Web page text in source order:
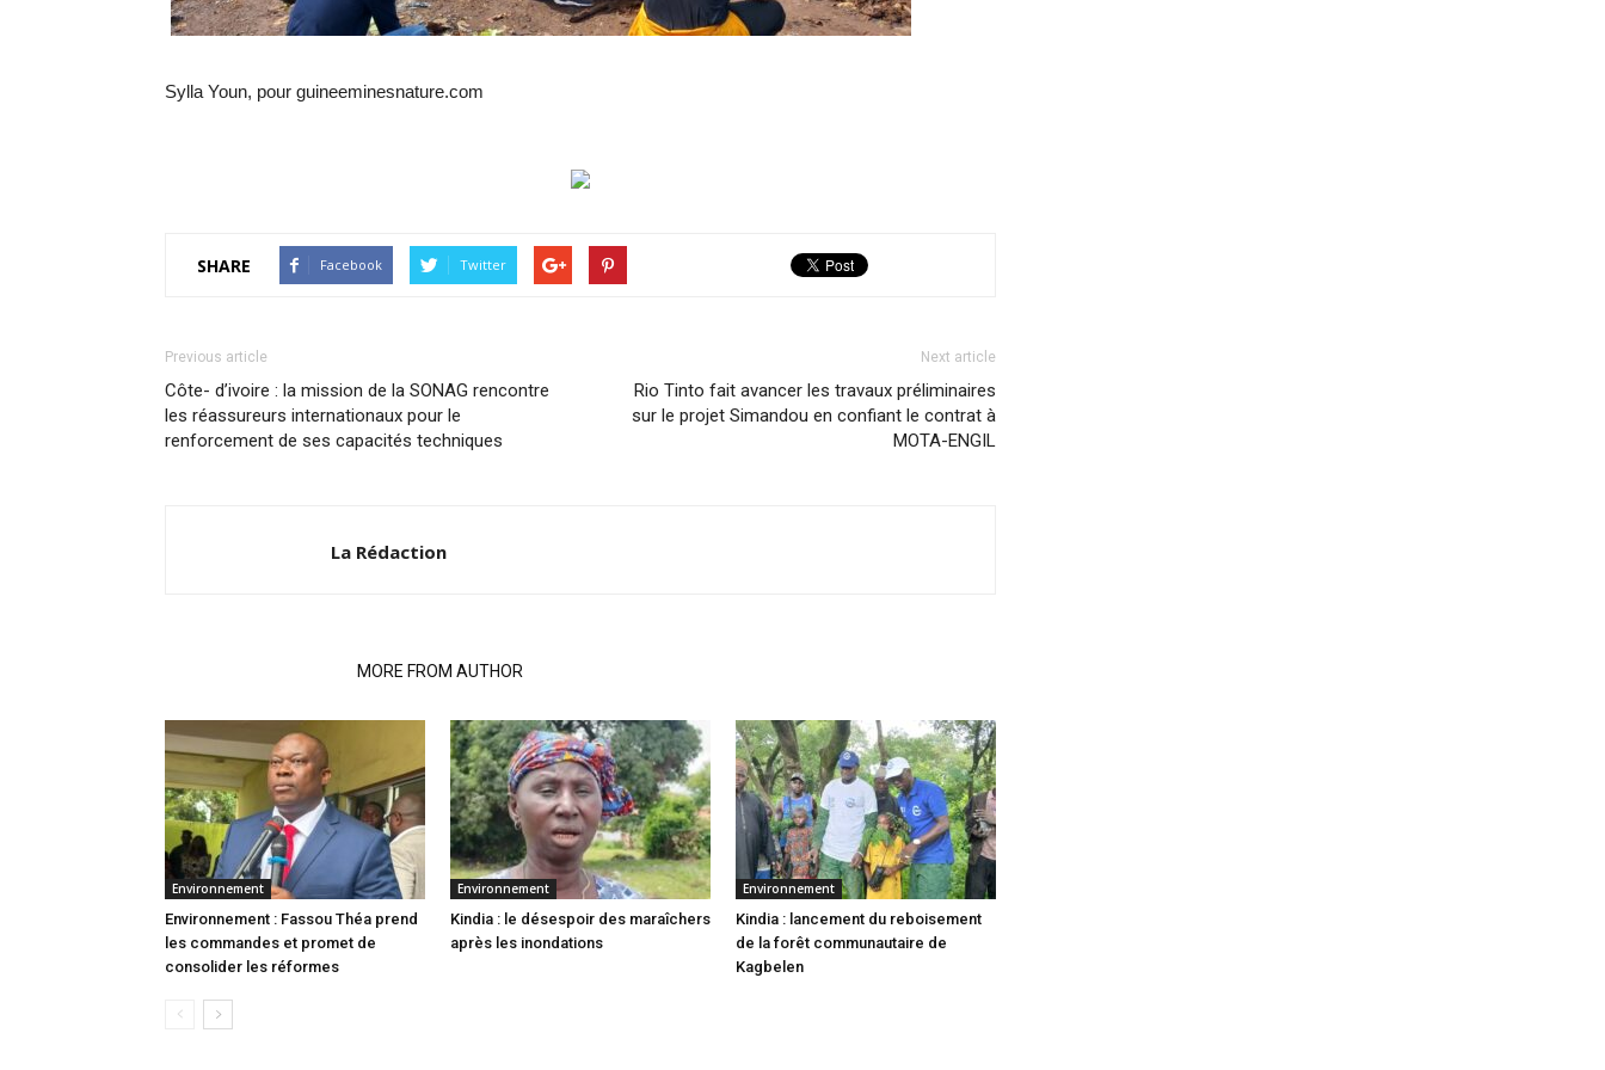
Sylla Youn, pour guineeminesnature.com
SHARE Facebook Twitter
Previous article
Côte- d’ivoire : la mission de la SONAG rencontre
les réassureurs internationaux pour le
renforcement de ses capacités techniques
Next article
Rio Tinto fait avancer les travaux préliminaires
sur le projet Simandou en confiant le contrat à
MOTA-ENGIL
La Rédaction
MORE FROM AUTHOR
Environnement
Environnement : Fassou Théa prend
les commandes et promet de
consolider les réformes
Environnement
Kindia : le désespoir des maraîchers
après les inondations
Environnement
Kindia : lancement du reboisement
de la forêt communautaire de
Kagbelen